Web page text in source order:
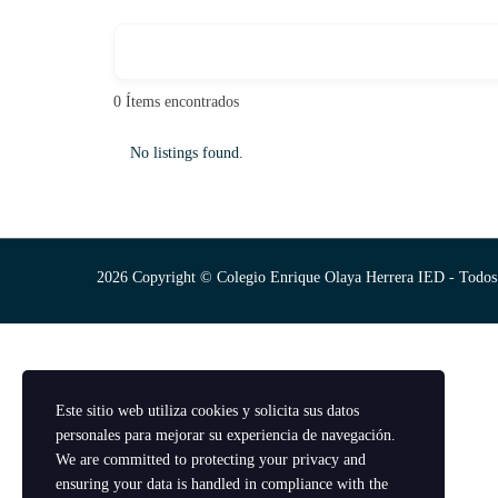
0 Ítems encontrados
No listings found.
2026 Copyright © Colegio Enrique Olaya Herrera IED - Todos
Este sitio web utiliza cookies y solicita sus datos
personales para mejorar su experiencia de navegación.
We are committed to protecting your privacy and
ensuring your data is handled in compliance with the